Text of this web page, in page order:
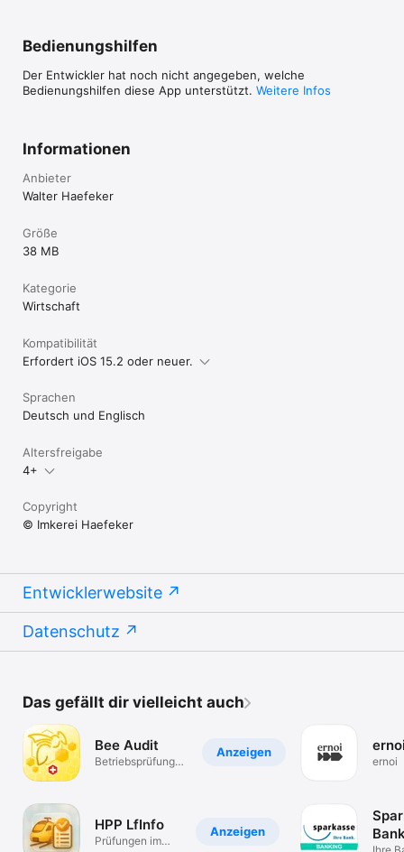
Bedienungshilfen
Der Entwickler hat noch nicht angegeben, welche
Bedienungshilfen diese App unterstützt. Weitere Infos
Informationen
Anbieter
Walter Haefeker
Größe
38 MB
Kategorie
Wirtschaft
Kompatibilität
Erfordert iOS 15.2 oder neuer.
Sprachen
Deutsch und Englisch
Altersfreigabe
4+
Copyright
© Imkerei Haefeker
Entwicklerwebsite
Datenschutz
Das gefällt dir vielleicht auch
Anzeigen
Bee Audit
Betriebsprüfungen
Anzeigen
HPP LfInfo
Prüfungen im
ernoi